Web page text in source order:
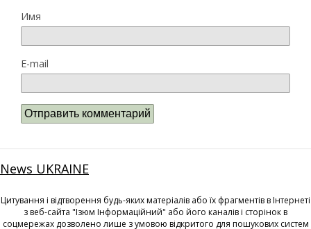
Имя
E-mail
News UKRAINE
Цитування і відтворення будь-яких матеріалів або їх фрагментів в Інтернеті
з веб-сайта "Ізюм Інформаційний" або його каналів і сторінок в
соцмережах дозволено лише з умовою відкритого для пошукових систем